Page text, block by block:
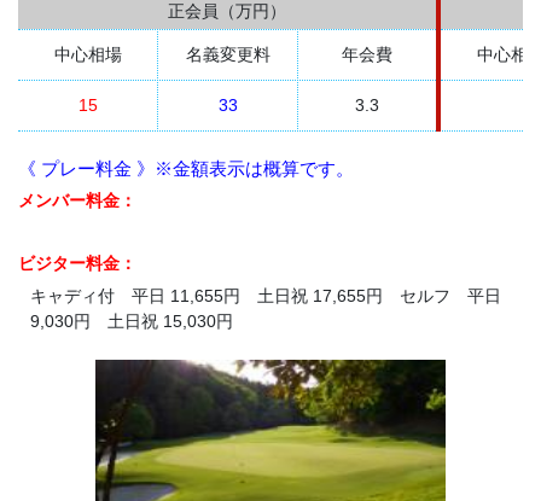
正会員（万円）
中心相場 名義変更料 年会費 中心相
15 33 3.3
《 プレー料金 》※金額表示は概算です。
メンバー料金：
ビジター料金：
キャディ付 平日 11,655円 土日祝 17,655円 セルフ 平日
9,030円 土日祝 15,030円